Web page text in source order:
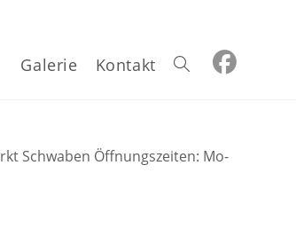
Galerie Kontakt Website-
Schwaben Öffnungszeiten: Mo-